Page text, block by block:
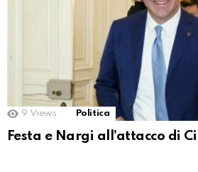
9 Views Politica
Festa e Nargi all’attacco di